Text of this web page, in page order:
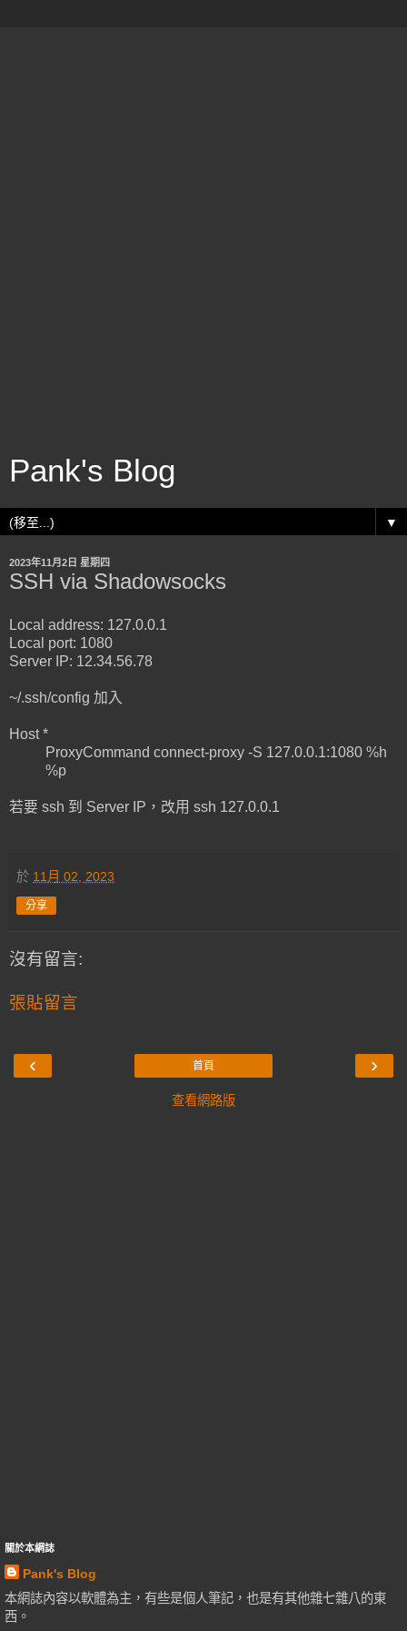
Pank's Blog
▼
2023年11月2日 星期四
SSH via Shadowsocks
Local address: 127.0.0.1
Local port: 1080
Server IP: 12.34.56.78
~/.ssh/config 加入
Host *
ProxyCommand connect-proxy -S 127.0.0.1:1080 %h
%p
若要 ssh 到 Server IP，改用 ssh 127.0.0.1
於 11月 02, 2023
分享
沒有留言:
張貼留言
‹ ›
首頁
查看網路版
關於本網誌
Pank's Blog
本網誌內容以軟體為主，有些是個人筆記，也是有其他雜七雜八的東
西。